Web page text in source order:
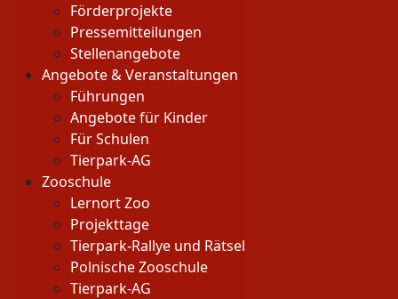
Förderprojekte
Pressemitteilungen
Stellenangebote
Angebote & Veranstaltungen
Führungen
Angebote für Kinder
Für Schulen
Tierpark-AG
Zooschule
Lernort Zoo
Projekttage
Tierpark-Rallye und Rätsel
Polnische Zooschule
Tierpark-AG